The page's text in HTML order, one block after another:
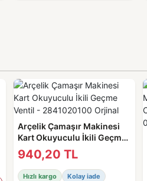
Arçelik Çamaşır Makinesi
Kart Okuyuculu İkili Geçme
Ventil - 2841020100 Orjinal
940,20 TL
Hızlı kargo Kolay iade